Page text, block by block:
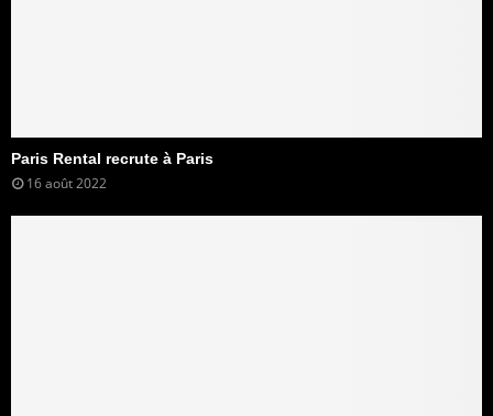
Paris Rental recrute à Paris
16 août 2022